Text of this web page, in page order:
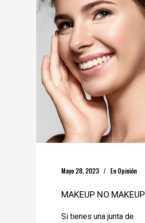
Mayo 28, 2023 En Opinión
MAKEUP NO MAKEUP
Si tienes una junta de